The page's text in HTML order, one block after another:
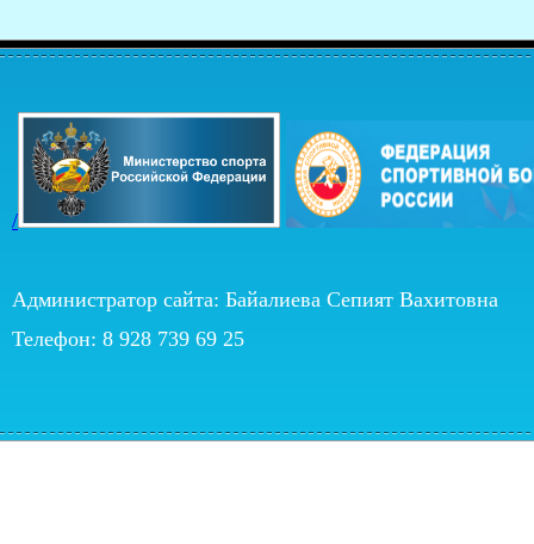
/
Администратор сайта: Байалиева Сепият Вахитовна
Телефон: 8 928 739 69 25